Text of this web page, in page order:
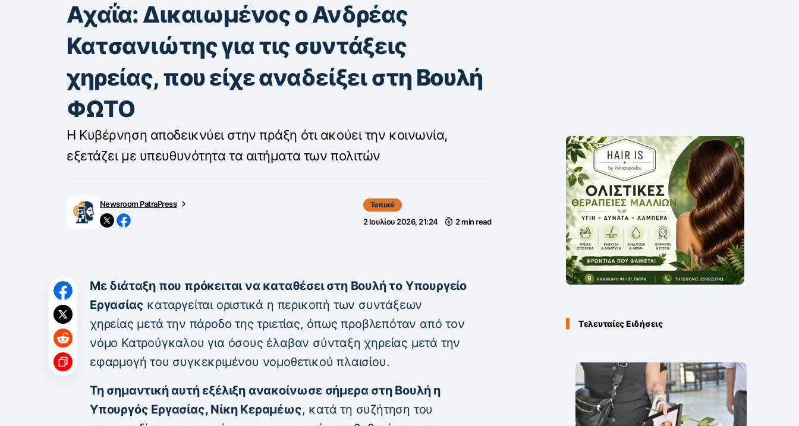
Aχαΐα: Δικαιωμένος ο Ανδρέας
Κατσανιώτης για τις συντάξεις
χηρείας, που είχε αναδείξει στη Βουλή
ΦΩΤΟ
Η Κυβέρνηση αποδεικνύει στην πράξη ότι ακούει την κοινωνία,
εξετάζει με υπευθυνότητα τα αιτήματα των πολιτών
Newsroom PatraPress Τοπικά
2 Ιουλίου 2026, 21:24 2 min read
Με διάταξη που πρόκειται να καταθέσει στη Βουλή το Υπουργείο
Εργασίας καταργείται οριστικά η περικοπή των συντάξεων
χηρείας μετά την πάροδο της τριετίας, όπως προβλεπόταν από τον
νόμο Κατρούγκαλου για όσους έλαβαν σύνταξη χηρείας μετά την
εφαρμογή του συγκεκριμένου νομοθετικού πλαισίου.
Τη σημαντική αυτή εξέλιξη ανακοίνωσε σήμερα στη Βουλή η
Υπουργός Εργασίας, Νίκη Κεραμέως, κατά τη συζήτηση του
Τελευταίες Ειδήσεις